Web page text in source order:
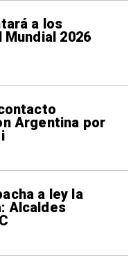
a los
2026
Argentina por
a ley la
Alcaldes